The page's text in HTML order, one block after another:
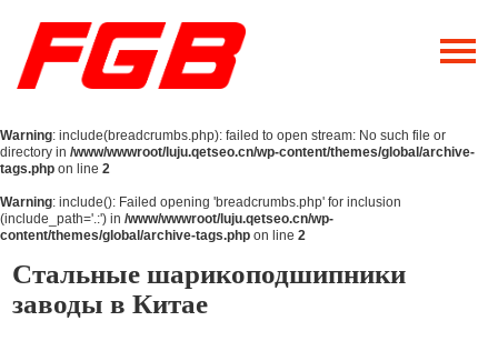
Главная
О Нас
Продукция
Новости
Warning: include(breadcrumbs.php): failed to open stream: No such file or
directory in /www/wwwroot/luju.qetseo.cn/wp-content/themes/global/archive-
tags.php on line 2
Warning: include(): Failed opening 'breadcrumbs.php' for inclusion
(include_path='.:') in /www/wwwroot/luju.qetseo.cn/wp-
content/themes/global/archive-tags.php on line 2
Стальные шарикоподшипники
заводы в Китае